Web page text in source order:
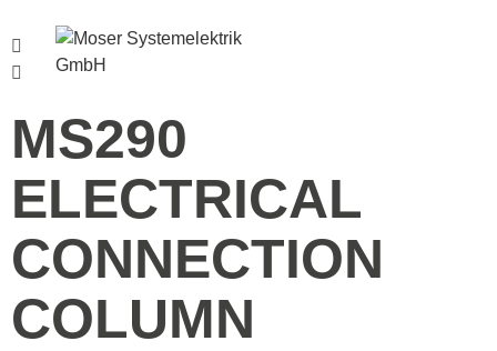
MS290
ELECTRICAL
CONNECTION
COLUMN